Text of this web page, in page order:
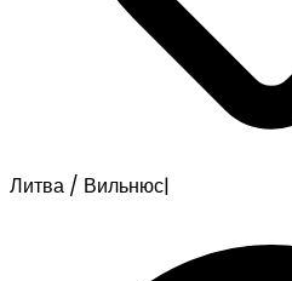
Литва / Вильнюс|